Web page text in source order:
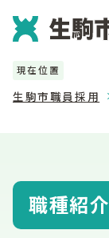
現在位置
生駒市職員採用
職種紹